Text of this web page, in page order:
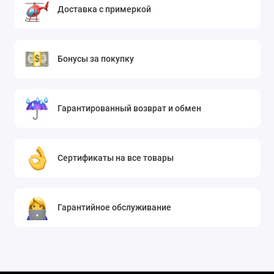
универсальную и высокотехнологичную обувь,
сможете надолго сохранить контрастный внешний
Доставка с примеркой
Бонусы за покупку
Гарантированный возврат и обмен
Сертификаты на все товары
Гарантийное обслуживание